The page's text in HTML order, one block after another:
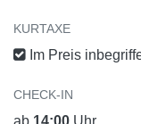
KURTAXE
Im Preis
CHECK-IN
ab 14:00 Uhr